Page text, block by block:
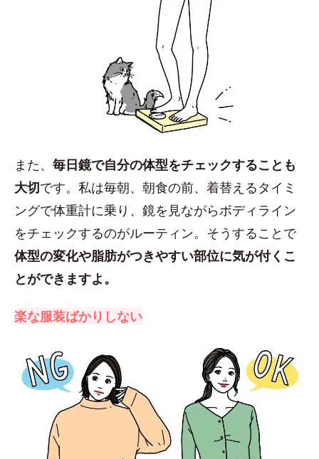
また、 毎日鏡で自分の体型をチェックすることも
大切です。私は毎朝、朝食の前、着替えるタイミ
ングで体重計に乗り、鏡を見ながらボディライン
をチェックするのがルーティン。そうすることで
体型の変化や脂肪がつきやすい部位に気が付くこ
とができますよ。
楽な服装ばかりしない